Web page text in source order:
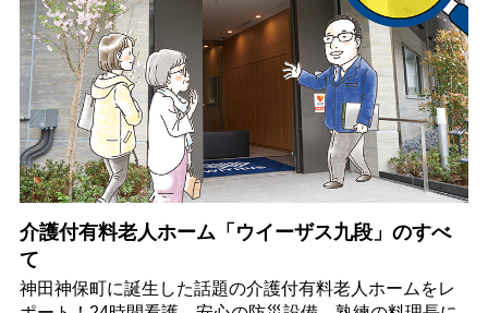
介護付有料老人ホーム「ウイーザス九段」のすべ
て
神田神保町に誕生した話題の介護付有料老人ホームをレ